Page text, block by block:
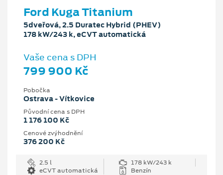
Ford Kuga Titanium
5dveřová, 2.5 Duratec Hybrid (PHEV)
178 kW/243 k, eCVT automatická
Vaše cena s DPH
799 900 Kč
Pobočka
Ostrava - Vítkovice
Původní cena s DPH
1 176 100 Kč
Cenové zvýhodnění
376 200 Kč
2.5 l
178 kW/243 k
eCVT automatická
Benzín